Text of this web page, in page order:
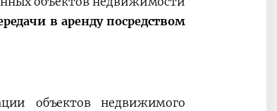
в аренду посредством
объектов недвижимого